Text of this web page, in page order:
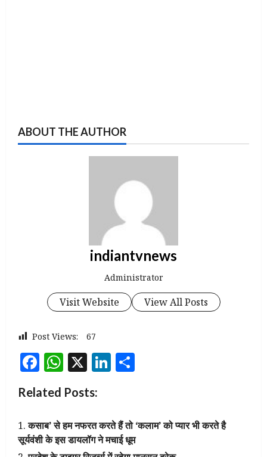
ABOUT THE AUTHOR
indiantvnews
Administrator
Visit Website View All Posts
Post Views: 67
Facebook
WhatsApp
X LinkedIn
Related Posts:
कसाब’ से हम नफरत करते हैं तो ‘कलाम’ को प्यार भी करते है
सूर्यवंशी के इस डायलॉग ने मचाई धूम